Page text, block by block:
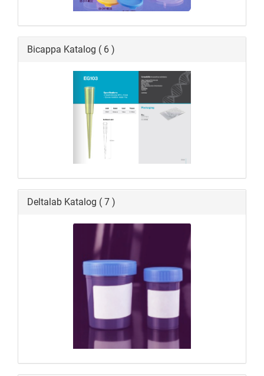
Bicappa Katalog ( 6 )
Deltalab Katalog ( 7 )